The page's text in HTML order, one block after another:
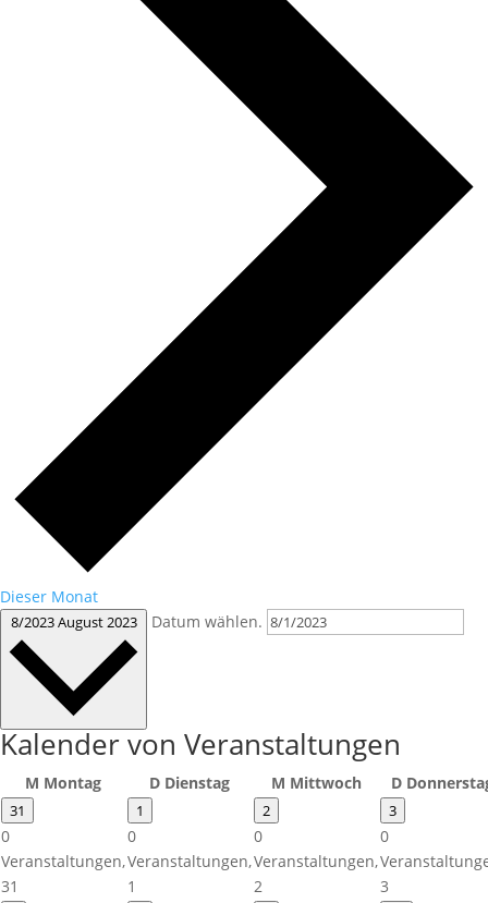
Dieser Monat
8/2023August 2023 Datum wählen.
Kalender von Veranstaltungen
M Montag D Dienstag M Mittwoch D
31
0
Veranstaltungen,
31
1
0
Veranstaltungen,
1
2
0
Veranstaltungen,
2
3
0
3